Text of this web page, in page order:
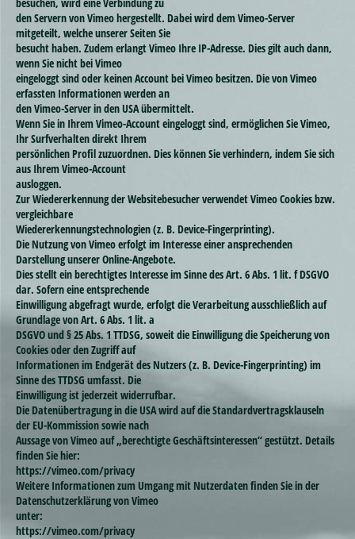
den Servern von Vimeo hergestellt. Dabei wird dem Vimeo-Server
mitgeteilt, welche unserer Seiten Sie
besucht haben. Zudem erlangt Vimeo Ihre IP-Adresse. Dies gilt auch dann,
wenn Sie nicht bei Vimeo
eingeloggt sind oder keinen Account bei Vimeo besitzen. Die von Vimeo
erfassten Informationen werden an
den Vimeo-Server in den USA übermittelt.
Wenn Sie in Ihrem Vimeo-Account eingeloggt sind, ermöglichen Sie Vimeo,
Ihr Surfverhalten direkt Ihrem
persönlichen Profil zuzuordnen. Dies können Sie verhindern, indem Sie sich
aus Ihrem Vimeo-Account
ausloggen.
Zur Wiedererkennung der Websitebesucher verwendet Vimeo Cookies bzw.
vergleichbare
Wiedererkennungstechnologien (z. B. Device-Fingerprinting).
Die Nutzung von Vimeo erfolgt im Interesse einer ansprechenden
Darstellung unserer Online-Angebote.
Dies stellt ein berechtigtes Interesse im Sinne des Art. 6 Abs. 1 lit. f DSGVO
dar. Sofern eine entsprechende
Einwilligung abgefragt wurde, erfolgt die Verarbeitung ausschließlich auf
Grundlage von Art. 6 Abs. 1 lit. a
DSGVO und § 25 Abs. 1 TTDSG, soweit die Einwilligung die Speicherung von
Cookies oder den Zugriff auf
Informationen im Endgerät des Nutzers (z. B. Device-Fingerprinting) im
Sinne des TTDSG umfasst. Die
Einwilligung ist jederzeit widerrufbar.
Die Datenübertragung in die USA wird auf die Standardvertragsklauseln
der EU-Kommission sowie nach
Aussage von Vimeo auf „berechtigte Geschäftsinteressen“ gestützt. Details
finden Sie hier:
https://vimeo.com/privacy
Weitere Informationen zum Umgang mit Nutzerdaten finden Sie in der
Datenschutzerklärung von Vimeo
unter:
https://vimeo.com/privacy